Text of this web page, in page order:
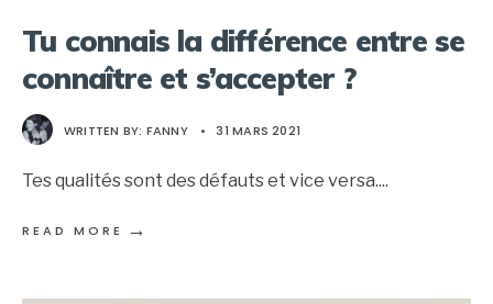
Tu connais la différence entre se
connaître et s’accepter ?
WRITTEN BY: FANNY • 31 MARS 2021
Tes qualités sont des défauts et vice versa....
READ MORE →